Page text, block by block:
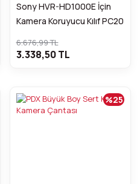
Sony HVR-HD1000E İçin
Kamera Koruyucu Kılıf PC20
6.676,99 TL
3.338,50 TL
%25